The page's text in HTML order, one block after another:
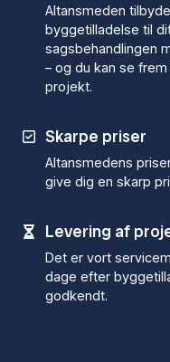
Altansmeden
byggetilladelse til
sagsbehandlingen
– og du kan se
projekt.
Skarpe priser
Altansmedens
give dig en skarp
Levering af
Det er vort
dage efter
godkendt.